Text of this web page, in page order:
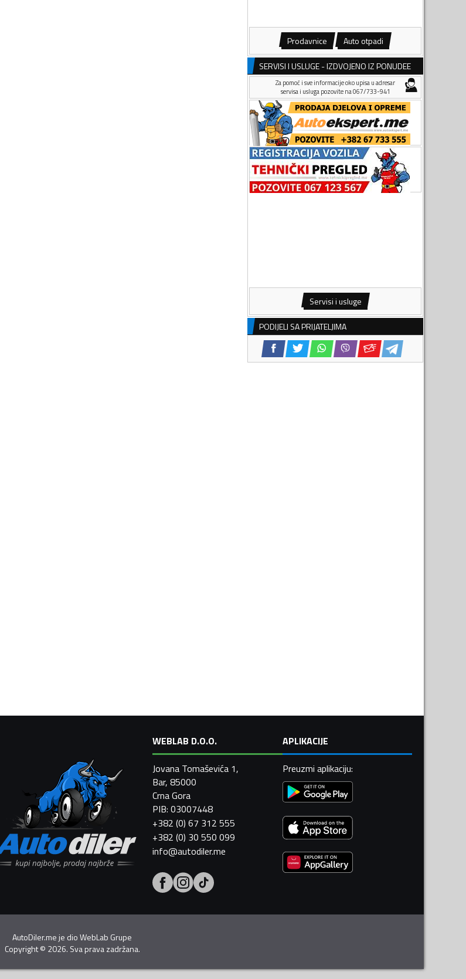
Prodavnice Auto otpadi
SERVISI I USLUGE - IZDVOJENO IZ PONUDEE
Za pomoć i sve informacije oko upisa u adresar
servisa i usluga pozovite na 067/733-941
Servisi i usluge
PODIJELI SA PRIJATELJIMA
WEBLAB D.O.O.
Jovana Tomaševića 1,
Bar, 85000
Crna Gora
PIB: 03007448
+382 (0) 67 312 555
+382 (0) 30 550 099
info@autodiler.me
APLIKACIJE
Preuzmi aplikaciju:
AutoDiler.me je dioWebLab Grupe
Copyright© 2026. Sva prava zadržana.